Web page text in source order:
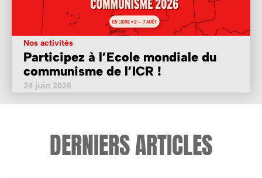
Nos activités
Participez à l’Ecole mondiale du
communisme de l’ICR !
24 juin 2026
DERNIERS ARTICLES